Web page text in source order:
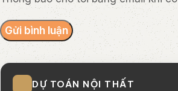
DỰ TOÁN NỘI THẤT